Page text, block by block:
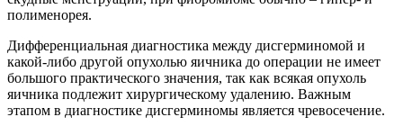
полименорея.
Дифференциальная диагностика между дисгерминомой и
какой-либо другой опухолью яичника до операции не имеет
большого практического значения, так как всякая опухоль
яичника подлежит хирургическому удалению. Важным
этапом в диагностике дисгерминомы является чревосечение.